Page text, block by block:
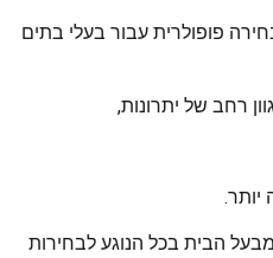
פופולרית עבור בעלי בתים
רחב של יתרונות,
יותר.
הבית בכל הנוגע לבחירות